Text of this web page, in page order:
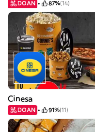
DOAN 87%(14)
Cinesa
DOAN 91%(11)